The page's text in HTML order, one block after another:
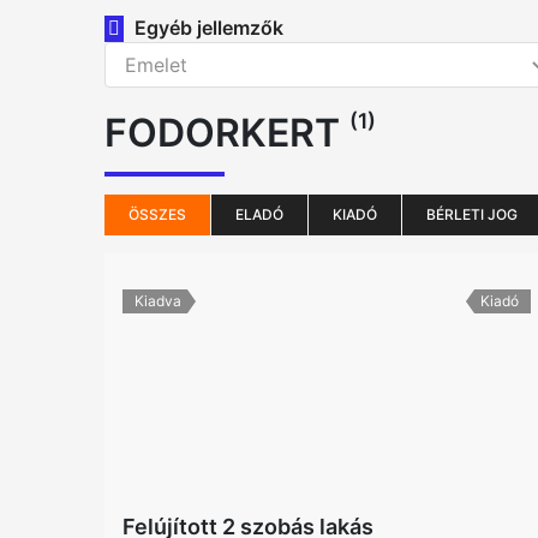
Egyéb jellemzők
FODORKERT (1)
ÖSSZES ELADÓ KIADÓ BÉRLETI JOG
Kiadva Kiadó
Felújított 2 szobás lakás